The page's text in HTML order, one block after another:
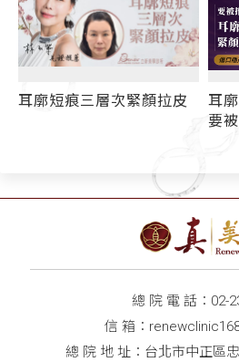
耳廓短痕三層次緊顏拉皮
耳
要
總 院 電 話： 02-
信 箱：
總 院 地 址：台北市中正區